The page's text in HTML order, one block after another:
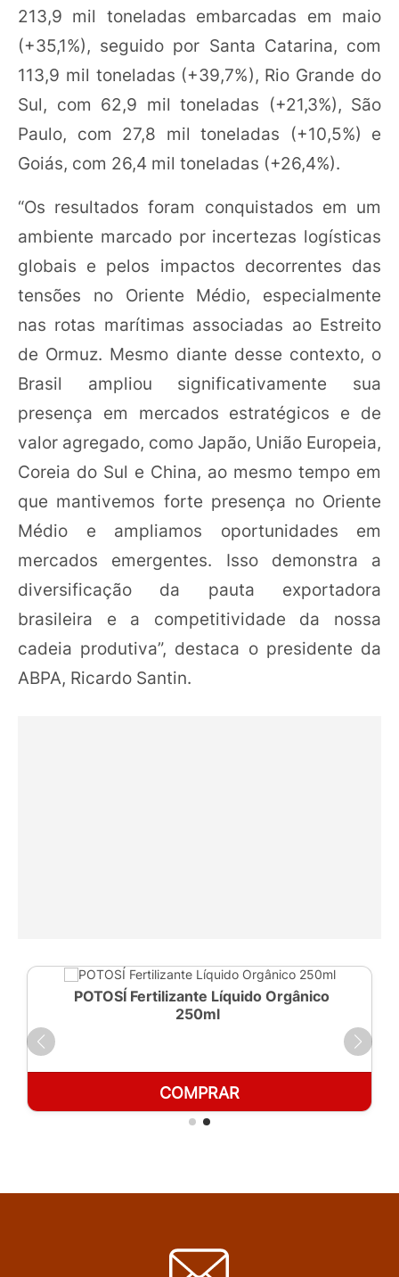
213,9 mil toneladas embarcadas em maio
(+35,1%), seguido por Santa Catarina, com
113,9 mil toneladas (+39,7%), Rio Grande do
Sul, com 62,9 mil toneladas (+21,3%), São
Paulo, com 27,8 mil toneladas (+10,5%) e
Goiás, com 26,4 mil toneladas (+26,4%).
“Os resultados foram conquistados em um
ambiente marcado por incertezas logísticas
globais e pelos impactos decorrentes das
tensões no Oriente Médio, especialmente
nas rotas marítimas associadas ao Estreito
de Ormuz. Mesmo diante desse contexto, o
Brasil ampliou significativamente sua
presença em mercados estratégicos e de
valor agregado, como Japão, União Europeia,
Coreia do Sul e China, ao mesmo tempo em
que mantivemos forte presença no Oriente
Médio e ampliamos oportunidades em
mercados emergentes. Isso demonstra a
diversificação da pauta exportadora
brasileira e a competitividade da nossa
cadeia produtiva”, destaca o presidente da
ABPA, Ricardo Santin.
POTOSÍ Fertilizante Líquido Orgânico
250ml
COMPRAR